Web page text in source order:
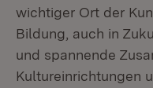
wichtiger Ort der
Bildung, auch in
und spannende
Kultureinrichtungen